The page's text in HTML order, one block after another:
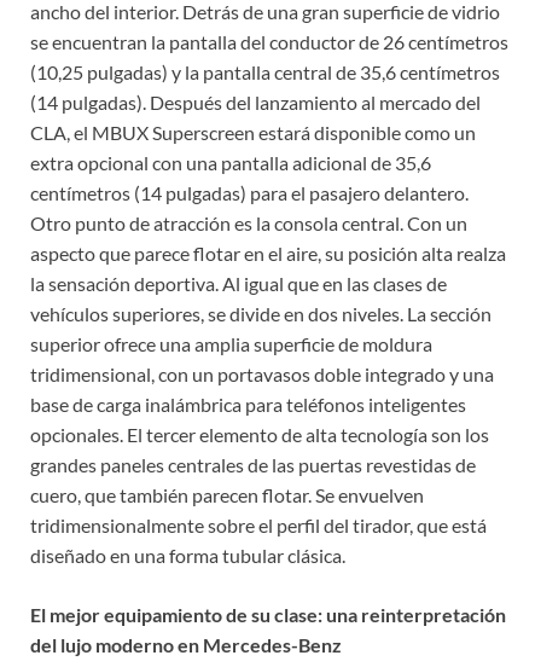
ancho del interior. Detrás de una gran superficie de vidrio
se encuentran la pantalla del conductor de 26 centímetros
(10,25 pulgadas) y la pantalla central de 35,6 centímetros
(14 pulgadas). Después del lanzamiento al mercado del
CLA, el MBUX Superscreen estará disponible como un
extra opcional con una pantalla adicional de 35,6
centímetros (14 pulgadas) para el pasajero delantero.
Otro punto de atracción es la consola central. Con un
aspecto que parece flotar en el aire, su posición alta realza
la sensación deportiva. Al igual que en las clases de
vehículos superiores, se divide en dos niveles. La sección
superior ofrece una amplia superficie de moldura
tridimensional, con un portavasos doble integrado y una
base de carga inalámbrica para teléfonos inteligentes
opcionales. El tercer elemento de alta tecnología son los
grandes paneles centrales de las puertas revestidas de
cuero, que también parecen flotar. Se envuelven
tridimensionalmente sobre el perfil del tirador, que está
diseñado en una forma tubular clásica.
El mejor equipamiento de su clase: una reinterpretación
del lujo moderno en Mercedes-Benz